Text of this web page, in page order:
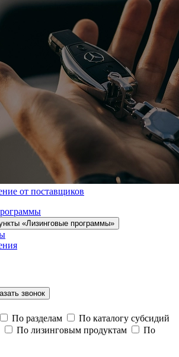
от поставщиков
«Лизинговые программы»
звонок
По разделам
По каталогу субсидий
По лизинговым продуктам
По